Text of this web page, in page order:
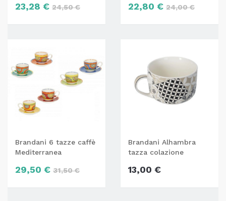
23,28 € 24,50 € 22,80 € 24,00 €
Brandani 6 tazze caffè
Mediterranea
29,50 € 31,50 €
Brandani Alhambra
tazza colazione
13,00 €